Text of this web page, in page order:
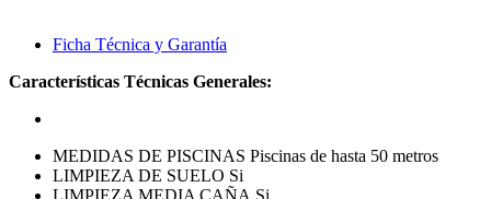
Ficha Técnica y Garantía
Características Técnicas Generales:
MEDIDAS DE PISCINAS Piscinas de hasta 50 metros
LIMPIEZA DE SUELO Si